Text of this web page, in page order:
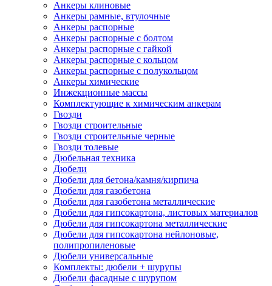
Анкеры клиновые
Анкеры рамные, втулочные
Анкеры распорные
Анкеры распорные с болтом
Анкеры распорные с гайкой
Анкеры распорные с кольцом
Анкеры распорные с полукольцом
Анкеры химические
Инжекционные массы
Комплектующие к химическим анкерам
Гвозди
Гвозди строительные
Гвозди строительные черные
Гвозди толевые
Дюбельная техника
Дюбели
Дюбели для бетона/камня/кирпича
Дюбели для газобетона
Дюбели для газобетона металлические
Дюбели для гипсокартона, листовых материалов
Дюбели для гипсокартона металлические
Дюбели для гипсокартона нейлоновые,
полипропиленовые
Дюбели универсальные
Комплекты: дюбели + шурупы
Дюбели фасадные с шурупом